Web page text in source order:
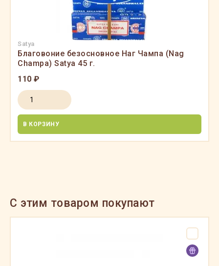
Satya
Благовоние безосновное Наг Чампа (Nag
Champa) Satya 45 г.
110 ₽
В КОРЗИНУ
C этим товаром покупают